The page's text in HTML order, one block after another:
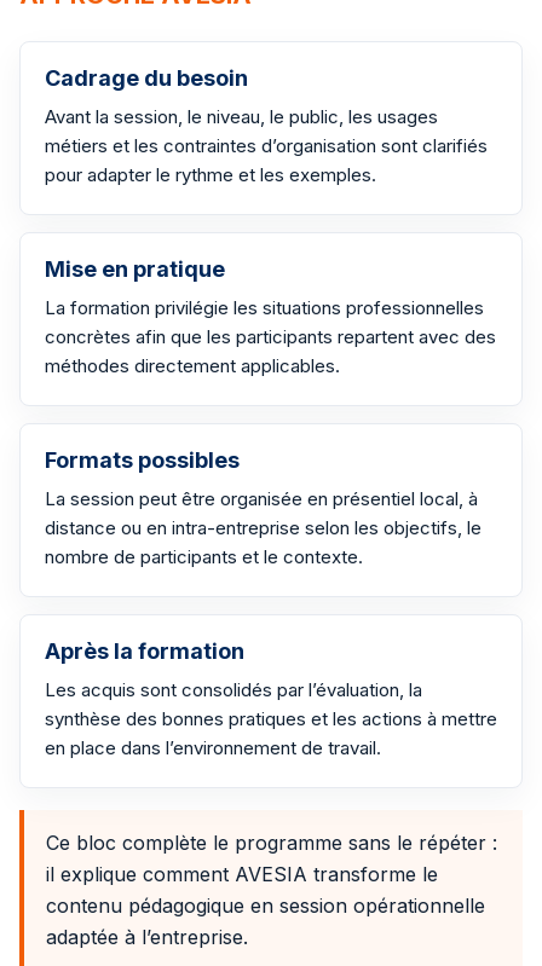
Cadrage du besoin
Avant la session, le niveau, le public, les usages
métiers et les contraintes d’organisation sont clarifiés
pour adapter le rythme et les exemples.
Mise en pratique
La formation privilégie les situations professionnelles
concrètes afin que les participants repartent avec des
méthodes directement applicables.
Formats possibles
La session peut être organisée en présentiel local, à
distance ou en intra-entreprise selon les objectifs, le
nombre de participants et le contexte.
Après la formation
Les acquis sont consolidés par l’évaluation, la
synthèse des bonnes pratiques et les actions à mettre
en place dans l’environnement de travail.
Ce bloc complète le programme sans le répéter :
il explique comment AVESIA transforme le
contenu pédagogique en session opérationnelle
adaptée à l’entreprise.